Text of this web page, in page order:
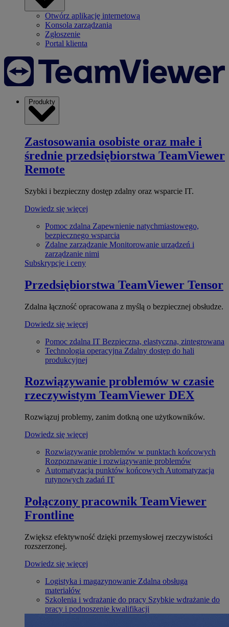
Otwórz aplikację internetową
Konsola zarządzania
Zgłoszenie
Portal klienta
Produkty
Zastosowania osobiste oraz małe i
średnie przedsiębiorstwa TeamViewer
Remote
Szybki i bezpieczny dostęp zdalny oraz wsparcie IT.
Dowiedz się więcej
Pomoc zdalna Zapewnienie natychmiastowego,
bezpiecznego wsparcia
Zdalne zarządzanie Monitorowanie urządzeń i
zarządzanie nimi
Subskrypcje i ceny
Przedsiębiorstwa TeamViewer Tensor
Zdalna łączność opracowana z myślą o bezpiecznej obsłudze.
Dowiedz się więcej
Pomoc zdalna IT Bezpieczna, elastyczna, zintegrowana
Technologia operacyjna Zdalny dostęp do hali
produkcyjnej
Rozwiązywanie problemów w czasie
rzeczywistym TeamViewer DEX
Rozwiązuj problemy, zanim dotkną one użytkowników.
Dowiedz się więcej
Rozwiązywanie problemów w punktach końcowych
Rozpoznawanie i rozwiązywanie problemów
Automatyzacja punktów końcowych Automatyzacja
rutynowych zadań IT
Połączony pracownik TeamViewer
Frontline
Zwiększ efektywność dzięki przemysłowej rzeczywistości
rozszerzonej.
Dowiedz się więcej
Logistyka i magazynowanie Zdalna obsługa
materiałów
Szkolenia i wdrażanie do pracy Szybkie wdrażanie do
pracy i podnoszenie kwalifikacji